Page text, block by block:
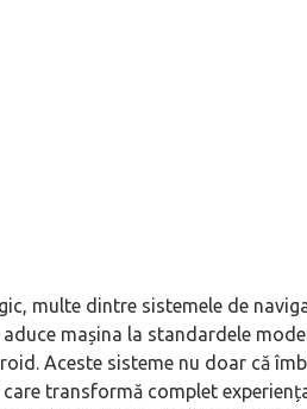
multe dintre sistemele de
aduce mașina la standardele
Aceste sisteme nu doar că
transformă complet